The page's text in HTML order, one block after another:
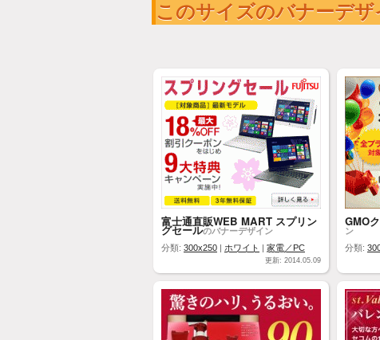
このサイズのバナーデ
富士通直販WEB MART スプリン
グセールのバナーデザイン
分類: 300x250 | ホワイト | 家電／PC
更新: 2014.05.09
GMO
ン
分類: